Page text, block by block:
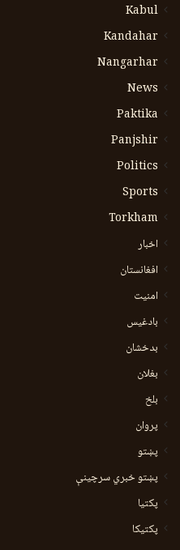
Kabul
Kandahar
Nangarhar
News
Paktika
Panjshir
Politics
Sports
Torkham
اخبار
افغانستان
امنیت
بادغیس
بدخشان
بغلان
بلخ
پروان
پښتو
پښتو خبري سرچينې
پکتيا
پکتیکا